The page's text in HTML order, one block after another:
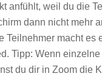
anfühlt, weil du die
dann nicht mehr
Teilnehmer macht es
Tipp: Wenn
du dir in Zoom die